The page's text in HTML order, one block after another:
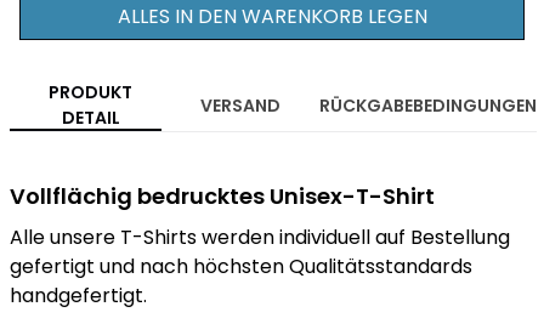
ALLES IN DEN WARENKORB LEGEN
PRODUKT
DETAIL
VERSAND RÜCKGABEBEDINGUNGEN
Vollflächig bedrucktes Unisex-T-Shirt
Alle unsere T-Shirts werden individuell auf Bestellung
gefertigt und nach höchsten Qualitätsstandards
handgefertigt.